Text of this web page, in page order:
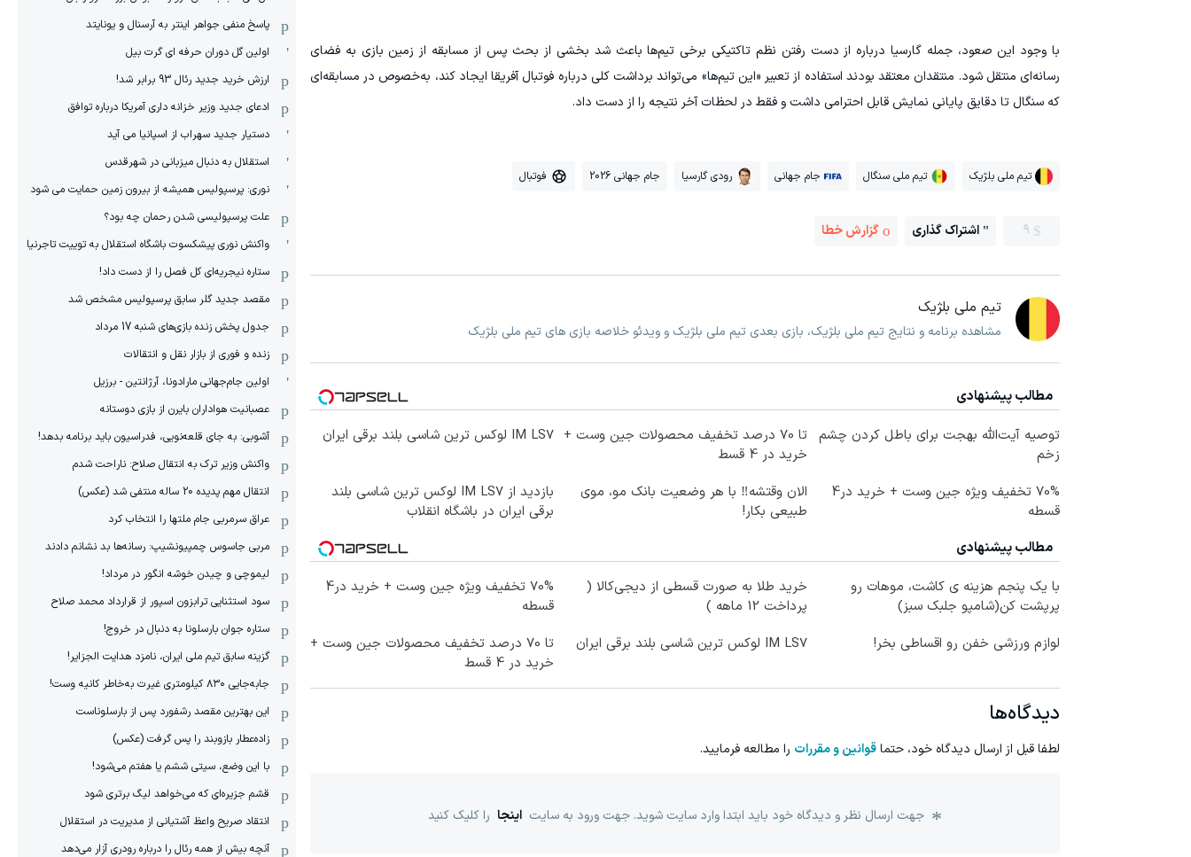
با وجود این صعود، جمله گارسیا درباره از دست رفتن نظم تاکتیکی برخی تیم‌ها باعث شد بخشی از بحث پس از مسابقه از زمین بازی به فضای
رسانه‌ای منتقل شود. منتقدان معتقد بودند استفاده از تعبیر «این تیم‌ها» می‌تواند برداشت کلی درباره فوتبال آفریقا ایجاد کند، به‌خصوص در مسابقه‌ای
که سنگال تا دقایق پایانی نمایش قابل احترامی داشت و فقط در لحظات آخر نتیجه را از دست داد.
تیم ملی بلژیک تیم ملی سنگال جام جهانی رودی گارسیا جام جهانی 2026 فوتبال
9 اشتراک گذاری گزارش خطا
تیم ملی بلژیک
مشاهده برنامه و نتایج تیم ملی بلژیک، بازی بعدی تیم ملی بلژیک و ویدئو خلاصه بازی های تیم ملی بلژیک
مطالب پیشنهادی
توصیه آیت‌الله بهجت برای باطل کردن چشم
زخم
تا 70 درصد تخفیف محصولات جین وست +
خرید در 4 قسط
IM LS7 لوکس ترین شاسی بلند برقی ایران
70% تخفیف ویژه جین وست + خرید در4
قسطه
الان وقتشه‼️ با هر وضعیت بانک مو، موی
طبیعی بکار!
بازدید از IM LS7 لوکس ترین شاسی بلند
برقی ایران در باشگاه انقلاب
مطالب پیشنهادی
با یک پنجم هزینه ی کاشت، موهات رو
پرپشت کن(شامپو جلبک سبز)
خرید طلا به صورت قسطی از دیجی‌کالا (
پرداخت 12 ماهه )
70% تخفیف ویژه جین وست + خرید در4
قسطه
لوازم ورزشی خفن رو اقساطی بخر!
IM LS7 لوکس ترین شاسی بلند برقی ایران
تا 70 درصد تخفیف محصولات جین وست +
خرید در 4 قسط
دیدگاه‌ها
لطفا قبل از ارسال دیدگاه خود، حتماقوانین و مقررات را مطالعه فرمایید.
جهت ارسال نظر و دیدگاه خود باید ابتدا وارد سایت شوید. جهت ورود به سایت اینجا را کلیک کنید
پاسخ منفی جواهر اینتر به آرسنال و یونایتد
اولین گل دوران حرفه ای گرت بیل
ارزش خرید جدید رئال 93 برابر شد!
ادعای جدید وزیر خزانه داری آمریکا درباره توافق
دستیار جدید سهراب از اسپانیا می آید
استقلال به دنبال میزبانی در شهرقدس
نوری: پرسپولیس همیشه از بیرون زمین حمایت می شود
علت پرسپولیسی شدن رحمان چه بود؟
واکنش نوری پیشکسوت باشگاه استقلال به توییت تاجرنیا
ستاره نیجریه‌ای کل فصل را از دست داد!
مقصد جدید گلر سابق پرسپولیس مشخص شد
جدول پخش زنده بازی‌های شنبه 17 مرداد
زنده و فوری از بازار نقل و انتقالات
اولین جام‌جهانی مارادونا، آرژانتین - برزیل
عصبانیت هواداران بایرن از بازی دوستانه
آشوبی: به جای قلعه‌نویی، فدراسیون باید برنامه بدهد!
واکنش وزیر ترک به انتقال صلاح: ناراحت شدم
انتقال مهم پدیده 20 ساله منتفی شد (عکس)
عراق سرمربی جام ملتها را انتخاب کرد
مربی جاسوس چمپیونشیپ: رسانه‌ها بد نشانم دادند
لیموچی و چیدن خوشه انگور در مرداد!
سود استثنایی ترابزون اسپور از قرارداد محمد صلاح
ستاره جوان بارسلونا به دنبال در خروج!
گزینه سابق تیم ملی ایران، نامزد هدایت الجزایر!
جابه‌جایی ۸۳۰ کیلومتری غیرت به‌خاطر کانیه وست!
این بهترین مقصد رشفورد پس از بارسلوناست
زاده‌عطار بازوبند را پس گرفت (عکس)
با این وضع، سیتی ششم یا هفتم می‌شود!
قشم جزیره‌ای که می‌خواهد لیگ برتری شود
انتقاد صریح واعظ آشتیانی از مدیریت در استقلال
آنچه بیش از همه رئال را درباره رودری آزار می‌دهد